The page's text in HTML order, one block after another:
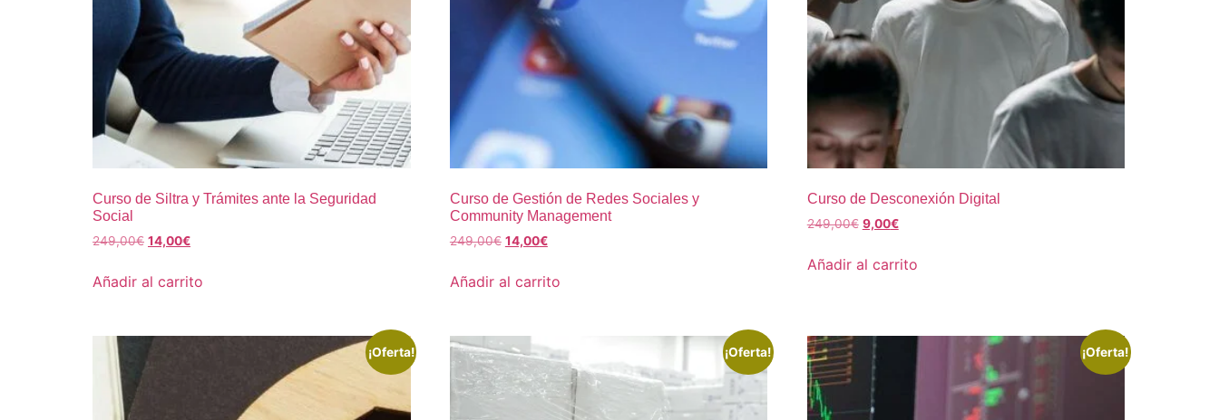
Curso de Siltra y Trámites ante la Seguridad
Social
249,00€ 14,00€
Añadir al carrito
Curso de Gestión de Redes Sociales y
Community Management
249,00€ 14,00€
Añadir al carrito
Curso de Desconexión Digital
249,00€ 9,00€
Añadir al carrito
¡Oferta! ¡Oferta! ¡Oferta!